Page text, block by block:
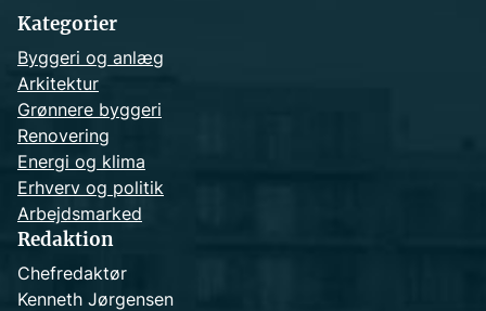
Kategorier
Byggeri og anlæg
Arkitektur
Grønnere byggeri
Renovering
Energi og klima
Erhverv og politik
Arbejdsmarked
Redaktion
Chefredaktør
Kenneth Jørgensen